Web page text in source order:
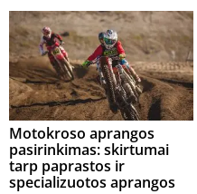
Motokroso aprangos
pasirinkimas: skirtumai
tarp paprastos ir
specializuotos aprangos